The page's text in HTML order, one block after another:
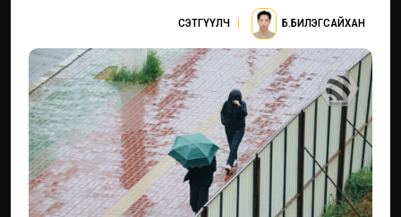
СЭТГҮҮЛЧ | Б.БИЛЭГСАЙХАН